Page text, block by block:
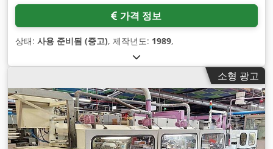
가격 정보
상태: 사용 준비됨 (중고), 제작년도: 1989,
소형 광고